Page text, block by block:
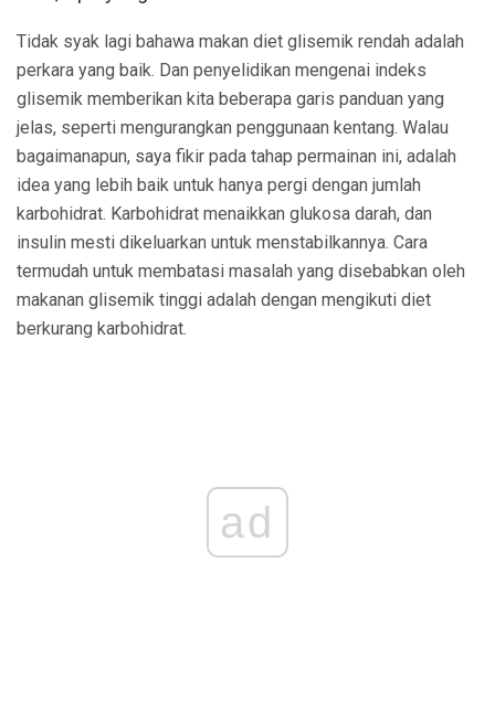
Tidak syak lagi bahawa makan diet glisemik rendah adalah
perkara yang baik. Dan penyelidikan mengenai indeks
glisemik memberikan kita beberapa garis panduan yang
jelas, seperti mengurangkan penggunaan kentang. Walau
bagaimanapun, saya fikir pada tahap permainan ini, adalah
idea yang lebih baik untuk hanya pergi dengan jumlah
karbohidrat. Karbohidrat menaikkan glukosa darah, dan
insulin mesti dikeluarkan untuk menstabilkannya. Cara
termudah untuk membatasi masalah yang disebabkan oleh
makanan glisemik tinggi adalah dengan mengikuti diet
berkurang karbohidrat.
ad